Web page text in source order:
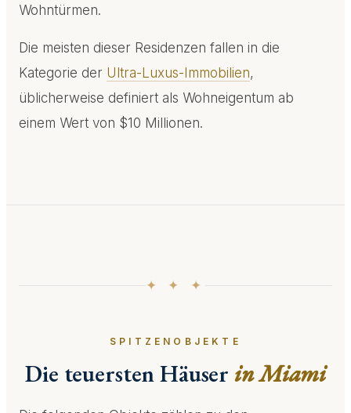
Wohntürmen.
Die meisten dieser Residenzen fallen in die
Kategorie der Ultra-Luxus-Immobilien,
üblicherweise definiert als Wohneigentum ab
einem Wert von $10 Millionen.
✦ ✦ ✦
SPITZENOBJEKTE
Die teuersten Häuserin Miami